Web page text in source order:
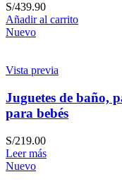
S/439.90
Añadir al carrito
Nuevo
Vista previa
Juguetes de baño,
para bebés
S/219.00
Leer más
Nuevo